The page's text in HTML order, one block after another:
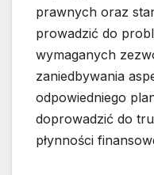
prawnych oraz
prowadzić do
wymaganych
zaniedbywania
odpowiedniego
doprowadzić do
płynności